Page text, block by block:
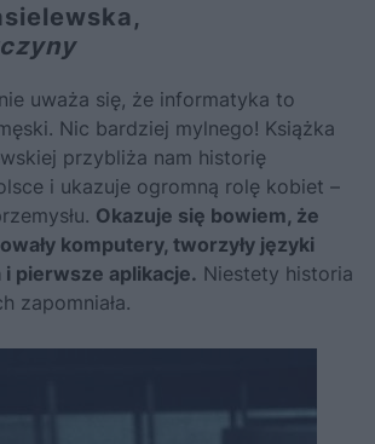
uważa się, że informatyka to
Nic bardziej mylnego! Książka
przybliża nam historię
i ukazuje ogromną rolę kobiet –
Okazuje się bowiem, że
komputery, tworzyły języki
pierwsze aplikacje. Niestety historia
zapomniała.